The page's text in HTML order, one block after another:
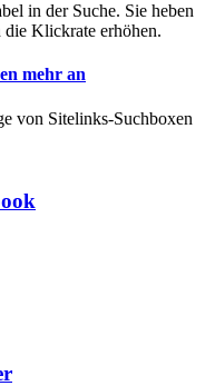
in der Suche. Sie heben
die Klickrate erhöhen.
mehr an
von Sitelinks-Suchboxen